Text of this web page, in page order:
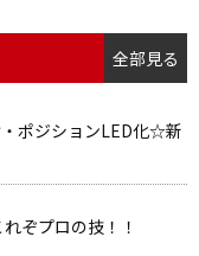
全部見る
ポジションLED化☆新
ぞプロの技！！